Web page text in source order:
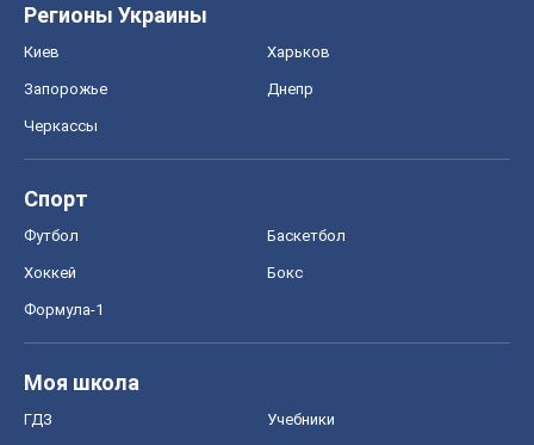
Регионы Украины
Киев Харьков
Запорожье Днепр
Черкассы
Спорт
Футбол Баскетбол
Хоккей Бокс
Формула-1
Моя школа
ГДЗ Учебники